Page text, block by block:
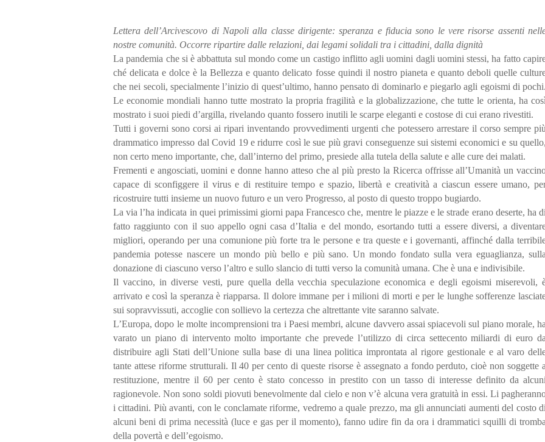
Lettera dell’Arcivescovo di Napoli alla classe dirigente: speranza e fiducia sono le vere risorse assenti
nostre comunità. Occorre ripartire dalle relazioni, dai legami solidali tra i cittadini, dalla dignità
La pandemia che si è abbattuta sul mondo come un castigo inflitto agli uomini dagli uomini stessi, ha fatto
ché delicata e dolce è la Bellezza e quanto delicato fosse quindi il nostro pianeta e quanto deboli quelle
che nei secoli, specialmente l’inizio di quest’ultimo, hanno pensato di dominarlo e piegarlo agli egoismi di pochi.
Le economie mondiali hanno tutte mostrato la propria fragilità e la globalizzazione, che tutte le orienta, ha
mostrato i suoi piedi d’argilla, rivelando quanto fossero inutili le scarpe eleganti e costose di cui erano rivestiti.
Tutti i governi sono corsi ai ripari inventando provvedimenti urgenti che potessero arrestare il corso sempre più
drammatico impresso dal Covid 19 e ridurre così le sue più gravi conseguenze sui sistemi economici e su quello,
non certo meno importante, che, dall’interno del primo, presiede alla tutela della salute e alle cure dei malati.
Frementi e angosciati, uomini e donne hanno atteso che al più presto la Ricerca offrisse all’Umanità un
capace di sconfiggere il virus e di restituire tempo e spazio, libertà e creatività a ciascun essere umano,
ricostruire tutti insieme un nuovo futuro e un vero Progresso, al posto di questo troppo bugiardo.
La via l’ha indicata in quei primissimi giorni papa Francesco che, mentre le piazze e le strade erano deserte, ha di
fatto raggiunto con il suo appello ogni casa d’Italia e del mondo, esortando tutti a essere diversi, a
migliori, operando per una comunione più forte tra le persone e tra queste e i governanti, affinché dalla
pandemia potesse nascere un mondo più bello e più sano. Un mondo fondato sulla vera eguaglianza, sulla
donazione di ciascuno verso l’altro e sullo slancio di tutti verso la comunità umana. Che è una e indivisibile.
Il vaccino, in diverse vesti, pure quella della vecchia speculazione economica e degli egoismi miserevoli,
arrivato e così la speranza è riapparsa. Il dolore immane per i milioni di morti e per le lunghe sofferenze
sui sopravvissuti, accoglie con sollievo la certezza che altrettante vite saranno salvate.
L’Europa, dopo le molte incomprensioni tra i Paesi membri, alcune davvero assai spiacevoli sul piano morale, ha
varato un piano di intervento molto importante che prevede l’utilizzo di circa settecento miliardi di euro da
distribuire agli Stati dell’Unione sulla base di una linea politica improntata al rigore gestionale e al varo
tante attese riforme strutturali. Il 40 per cento di queste risorse è assegnato a fondo perduto, cioè non soggette a
restituzione, mentre il 60 per cento è stato concesso in prestito con un tasso di interesse definito da alcuni
ragionevole. Non sono soldi piovuti benevolmente dal cielo e non v’è alcuna vera gratuità in essi. Li
i cittadini. Più avanti, con le conclamate riforme, vedremo a quale prezzo, ma gli annunciati aumenti del costo di
alcuni beni di prima necessità (luce e gas per il momento), fanno udire fin da ora i drammatici squilli di tromba
della povertà e dell’egoismo.